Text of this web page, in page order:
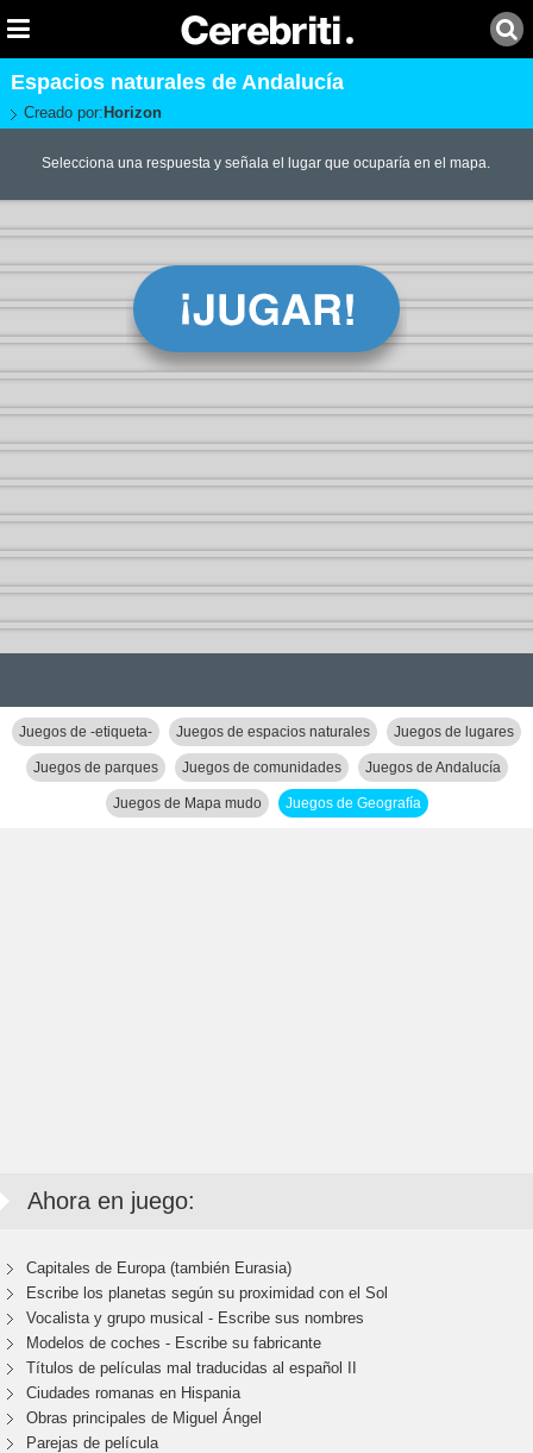
Espacios naturales de Andalucía
Creado por: Horizon
Selecciona una respuesta y señala el lugar que ocuparía en el mapa.
Juegos de -etiqueta- Juegos de espacios naturales Juegos de lugares
Juegos de parques Juegos de comunidades Juegos de Andalucía
Juegos de Mapa mudo Juegos de Geografía
Ahora en juego:
Capitales de Europa (también Eurasia)
Escribe los planetas según su proximidad con el Sol
Vocalista y grupo musical - Escribe sus nombres
Modelos de coches - Escribe su fabricante
Títulos de películas mal traducidas al español II
Ciudades romanas en Hispania
Obras principales de Miguel Ángel
Parejas de película